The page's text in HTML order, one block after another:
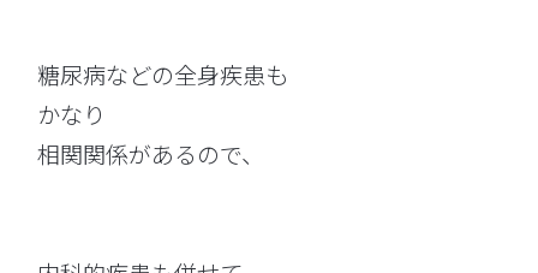
糖尿病などの全身疾患も
かなり
相関関係があるので、